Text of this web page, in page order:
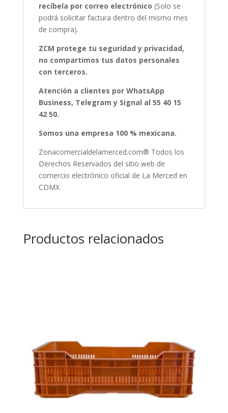
recíbela por correo electrónico (Solo se
podrá solicitar factura dentro del mismo mes
de compra).
ZCM protege tu seguridad y privacidad,
no compartimos tus datos personales
con terceros.
Atención a clientes por WhatsApp
Business, Telegram y Signal al 55 40 15
42 50.
Somos una empresa 100 % mexicana.
Zonacomercialdelamerced.com® Todos los
Derechos Reservados del sitio web de
comercio electrónico oficial de La Merced en
CDMX.
Productos relacionados